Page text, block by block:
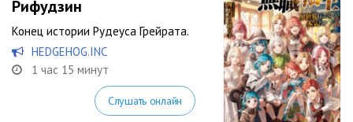
Рифудзин
Конец истории Рудеуса Грейрата.
HEDGEHOG.INC
1 час 15 минут
Слушать онлайн